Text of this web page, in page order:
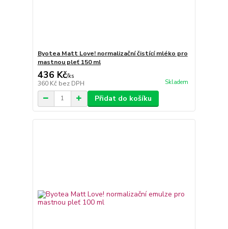
Byotea Matt Love! normalizační čistící mléko pro
mastnou pleť 150 ml
436 Kč/ks
360 Kč bez DPH Skladem
Přidat do košíku